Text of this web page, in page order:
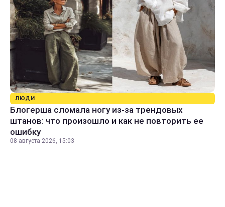
ЛЮДИ
Блогерша сломала ногу из-за трендовых
штанов: что произошло и как не повторить ее
ошибку
08 августа 2026, 15:03